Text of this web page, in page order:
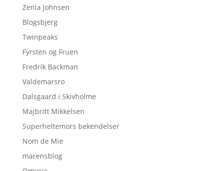
Zenia Johnsen
Blogsbjerg
Twinpeaks
Fyrsten og Fruen
Fredrik Backman
Valdemarsro
Dalsgaard i Skivholme
Majbritt Mikkelsen
Superheltemors bekendelser
Nom de Mie
marensblog